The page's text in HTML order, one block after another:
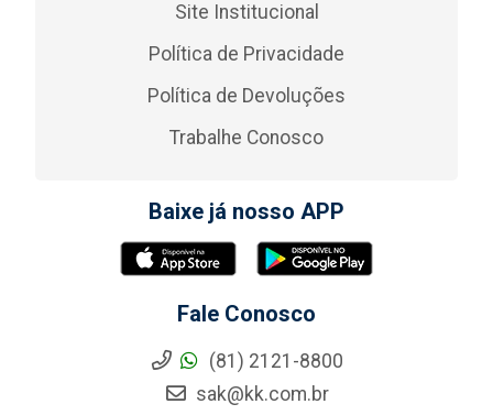
Site Institucional
Política de Privacidade
Política de Devoluções
Trabalhe Conosco
Baixe já nosso APP
Fale Conosco
(81) 2121-8800
sak@kk.com.br